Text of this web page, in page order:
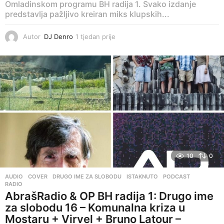
Omladinskom programu BH radija 1. Svako izdanje
predstavlja pažljivo kreiran miks klupskih...
Autor DJ Denro 1 tjedan prije
a
n
a
p
r
i
j
e
10 0
AUDIO ,COVER ,DRUGO IME ZA SLOBODU ,ISTAKNUTO ,PODCAST
RADIO
AbrašRadio & OP BH radija 1: Drugo ime
za slobodu 16 – Komunalna kriza u
Mostaru + Virvel + Bruno Latour –